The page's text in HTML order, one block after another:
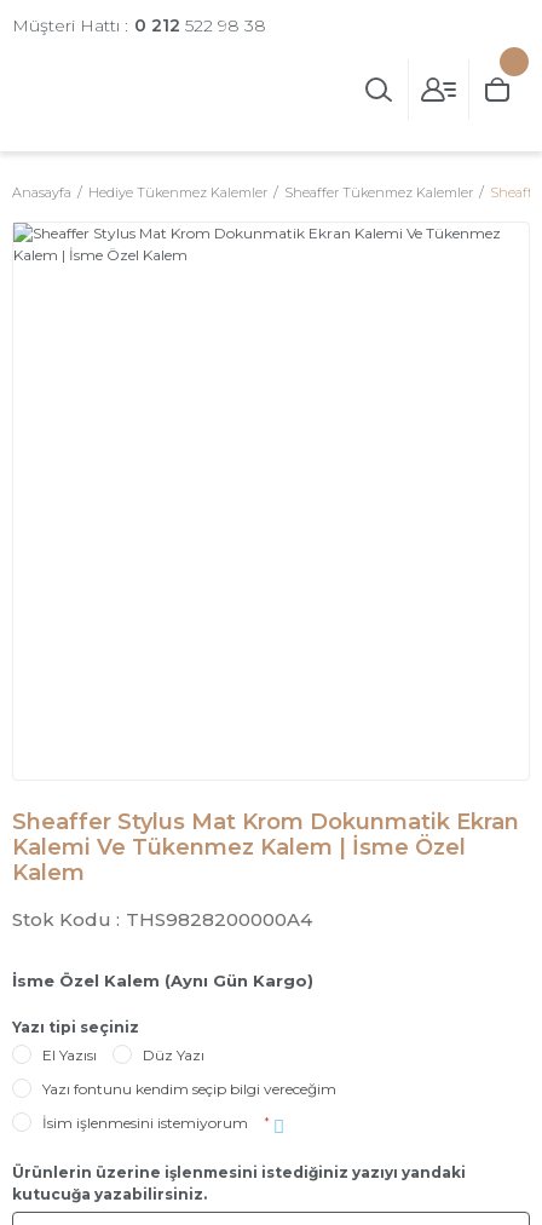
Müşteri Hattı : 0 212 522 98 38
Anasayfa Hediye Tükenmez Kalemler Sheaffer Tükenmez Kalemler
Sheaffer Stylus Mat Krom Dokunmatik Ekran
Kalemi Ve Tükenmez Kalem | İsme Özel
Kalem
Stok Kodu : THS9828200000A4
İsme Özel Kalem (Aynı Gün Kargo)
Yazı tipi seçiniz
El Yazısı
Düz Yazı
Yazı fontunu kendim seçip bilgi vereceğim
İsim işlenmesini istemiyorum
*
Ürünlerin üzerine işlenmesini istediğiniz yazıyı yandaki
kutucuğa yazabilirsiniz.